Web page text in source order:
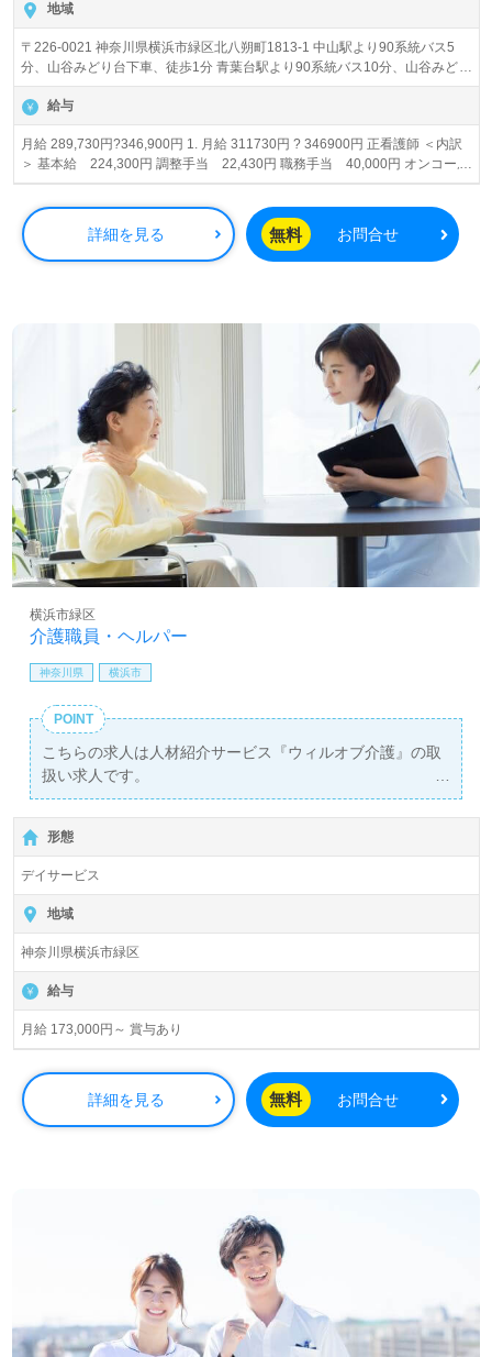
地域
〒226-0021 神奈川県横浜市緑区北八朔町1813-1 中山駅より90系統バス5
分、山谷みどり台下車、徒歩1分 青葉台駅より90系統バス10分、山谷みどり
台下車、徒歩1分
給与
月給 289,730円?346,900円 1. 月給 311730円 ? 346900円 正看護師 ＜内訳
＞ 基本給 224,300円 調整手当 22,430円 職務手当 40,000円 オンコール
手当 5,000円/回×5回 【給与モデル例】 ●看護師、経験12年、オンコール5
回/月、子供2人扶養、賃貸契約者の場合 月給 356,730円、年収
5,257,960円 2. 月給 289730円 ? 316100円 准看護師 ＜内訳＞ 基本給
204,300円～ 調整手当 20,430円～ 職務手当 40,000円 オンコール手当
5,000円/回×5回 【給与モデル例】 ●准看護師、経験12年、オンコール5回/
詳細を見る 無料 お問合せ
介護職員・ヘルパー
横浜市緑区
神奈川県 横浜市
POINT
こちらの求人は人材紹介サービス『ウィルオブ介護』の取
扱い求人です。
詳細に関してお気軽にご相談ください♪
【無料】で皆さんの転職活動をサポートいたします。
形態
デイサービス
地域
神奈川県横浜市緑区
給与
月給 173,000円～ 賞与あり
詳細を見る 無料 お問合せ